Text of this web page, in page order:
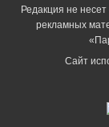
Редакция не
рекламных
Сайт